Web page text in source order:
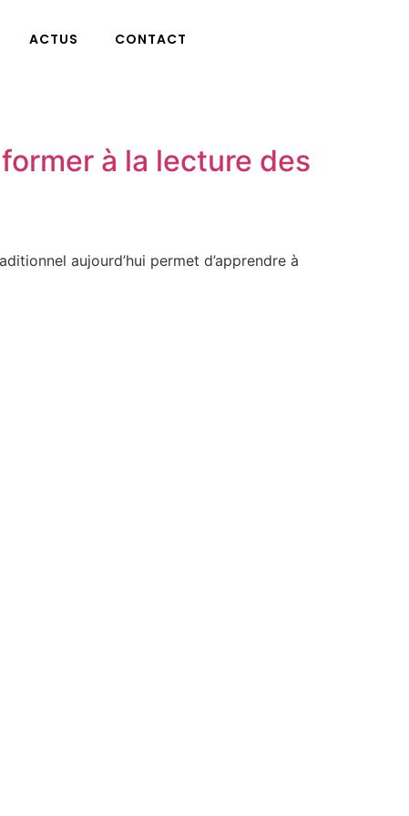
ACTUS CONTACT
à la lecture des
aujourd’hui permet d’apprendre à